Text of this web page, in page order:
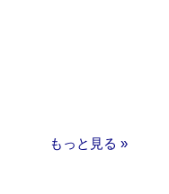
もっと見る »